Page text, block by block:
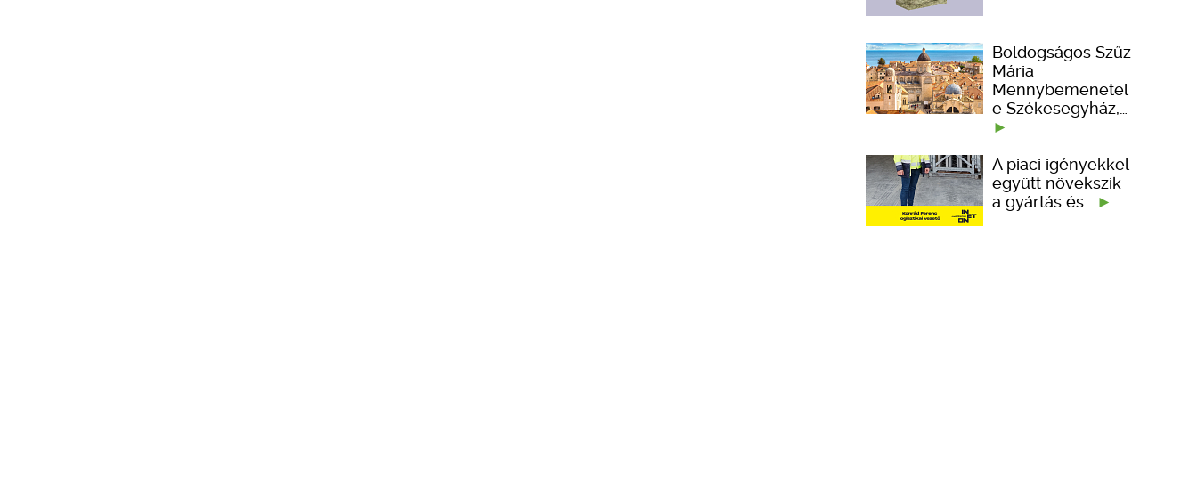
Boldogságos Szűz
Mária
Mennybemenetel
e Székesegyház,…
A piaci igényekkel
együtt növekszik
a gyártás és…